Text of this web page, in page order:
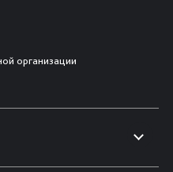
организации